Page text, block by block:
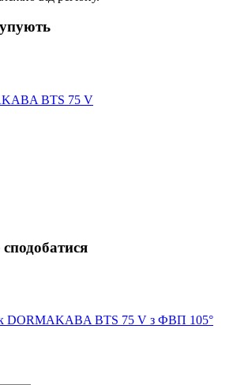
BTS 75 V
DORMAKABA BTS 75 V з ФВП 105°